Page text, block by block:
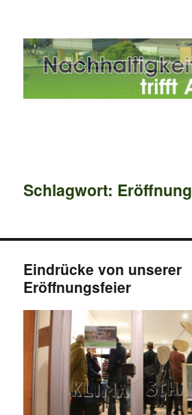
Schlagwort: Eröffnung
Eindrücke von unserer
Eröffnungsfeier